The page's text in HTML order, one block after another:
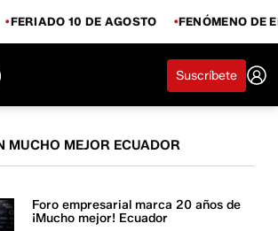
FERIADO 10 DE AGOSTO FENÓMENO DE
Suscríbete
MUCHO MEJOR ECUADOR
Foro empresarial marca 20 años de
¡Mucho mejor! Ecuador